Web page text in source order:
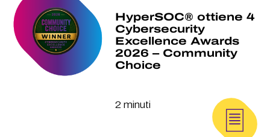
HyperSOC® ottiene 4
Cybersecurity
Excellence Awards
2026 – Community
Choice
2 minuti